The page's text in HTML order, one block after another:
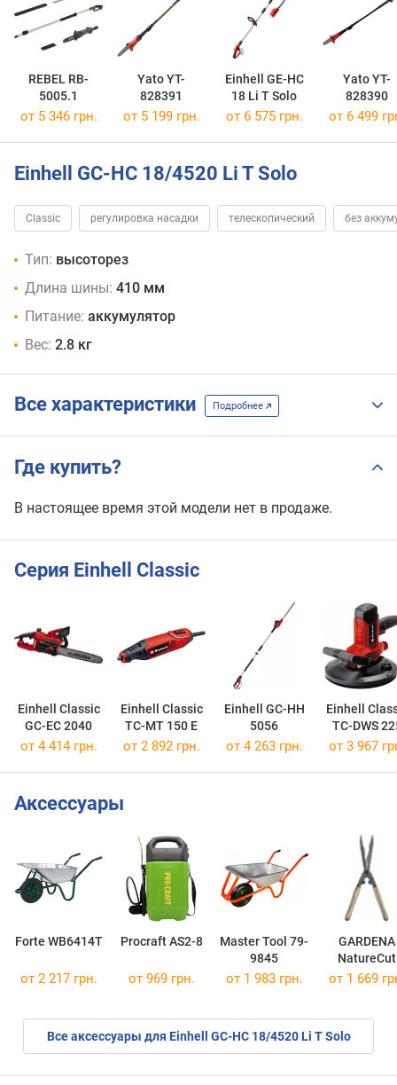
REBEL RB-
5005.1
Yato YT-
828391
Einhell GE-HC
18 Li T Solo
Yato YT-
828390
от 5 346 грн. от 5 199 грн. от 6 575 грн. от 6 499
Einhell GC-HC 18/4520 Li T Solo
Classic регулировка насадки телескопический без
Тип: высоторез
Длина шины: 410 мм
Питание: аккумулятор
Вес: 2.8 кг
Все характеристики Подробнее
Где купить?
В настоящее время этой модели нет в продаже.
Серия Einhell Classic
Einhell Classic
GC-EC 2040
Einhell Classic
TC-MT 150 E
Einhell GC-HH
5056
Einhell
TC-DWS
от 4 414 грн. от 2 892 грн. от 4 263 грн. от 3 967
Аксессуары
Forte WB6414T Procraft AS2-8
Master Tool 79-
9845
GARDENA
NatureCut
12300-20
от 2 217 грн. от 969 грн. от 1 983 грн. от 1 669
Все аксессуары для Einhell GC-HC 18/4520 Li T Solo